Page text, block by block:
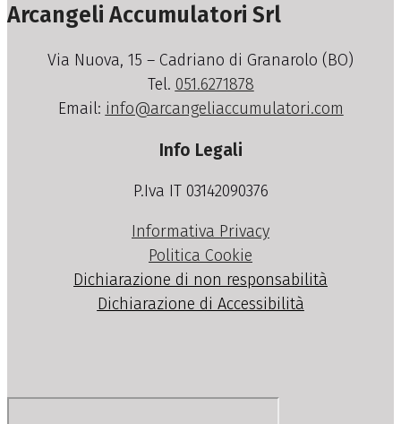
Arcangeli Accumulatori Srl
Via Nuova, 15 – Cadriano di Granarolo (BO)
Tel. 051.6271878
Email: info@arcangeliaccumulatori.com
Info Legali
P.Iva IT 03142090376
Informativa Privacy
Politica Cookie
Dichiarazione di non responsabilità
Dichiarazione di Accessibilità